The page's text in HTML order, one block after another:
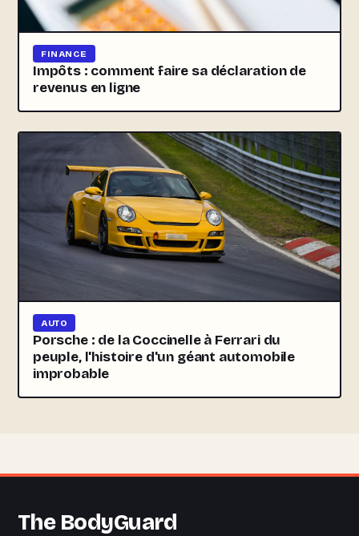
FINANCE
Impôts : comment faire sa déclaration de
revenus en ligne
AUTO
Porsche : de la Coccinelle à Ferrari du
peuple, l'histoire d'un géant automobile
improbable
The BodyGuard